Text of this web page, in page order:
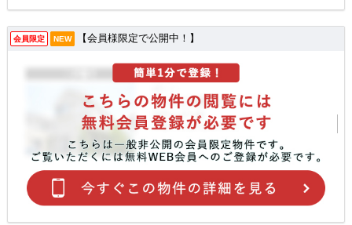
会員限定 NEW 【会員様限定で公開中！】